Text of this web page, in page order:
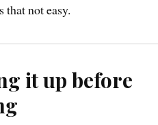
not easy.
it up before